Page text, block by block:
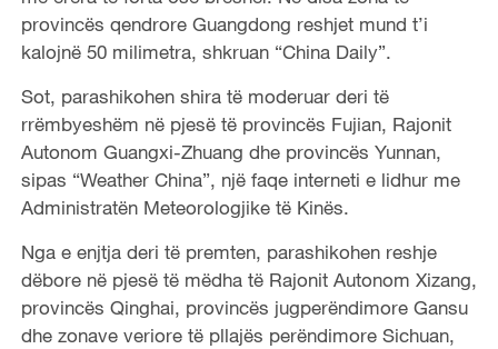
provincës qendrore Guangdong reshjet mund t’i
kalojnë 50 milimetra, shkruan “China Daily”.
Sot, parashikohen shira të moderuar deri të
rrëmbyeshëm në pjesë të provincës Fujian, Rajonit
Autonom Guangxi-Zhuang dhe provincës Yunnan,
sipas “Weather China”, një faqe interneti e lidhur me
Administratën Meteorologjike të Kinës.
Nga e enjtja deri të premten, parashikohen reshje
dëbore në pjesë të mëdha të Rajonit Autonom Xizang,
provincës Qinghai, provincës jugperëndimore Gansu
dhe zonave veriore të pllajës perëndimore Sichuan,